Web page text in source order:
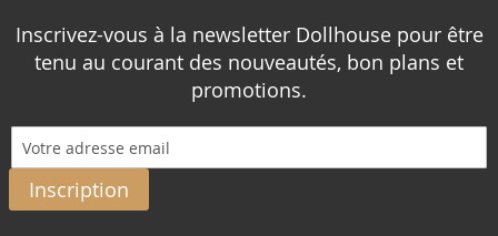
Inscrivez-vous à la newsletter Dollhouse pour être
tenu au courant des nouveautés, bon plans et
promotions.
Inscription